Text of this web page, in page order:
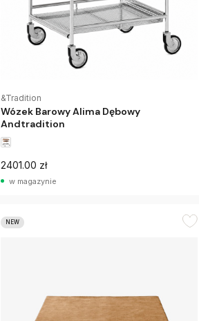
&Tradition
Wózek Barowy Alima Dębowy
Andtradition
2401.00 zł
w magazynie
NEW